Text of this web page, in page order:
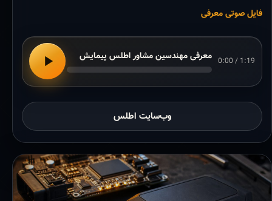
فایل صوتی معرفی
0:00 / 1:19 معرفی مهندسین مشاور اطلس پیمایش
وب‌سایت اطلس